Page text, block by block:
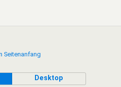
Seitenanfang
Desktop